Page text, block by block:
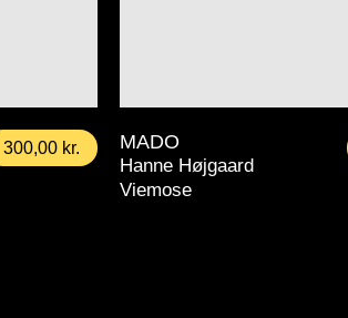
300,00 kr. MADO
Hanne Højgaard
Viemose